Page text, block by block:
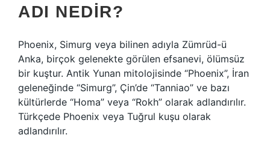
ADI NEDIR?
Phoenix, Simurg veya bilinen adıyla Zümrüd-ü
Anka, birçok gelenekte görülen efsanevi, ölümsüz
bir kuştur. Antik Yunan mitolojisinde “Phoenix”, İran
geleneğinde “Simurg”, Çin’de “Tanniao” ve bazı
kültürlerde “Homa” veya “Rokh” olarak adlandırılır.
Türkçede Phoenix veya Tuğrul kuşu olarak
adlandırılır.